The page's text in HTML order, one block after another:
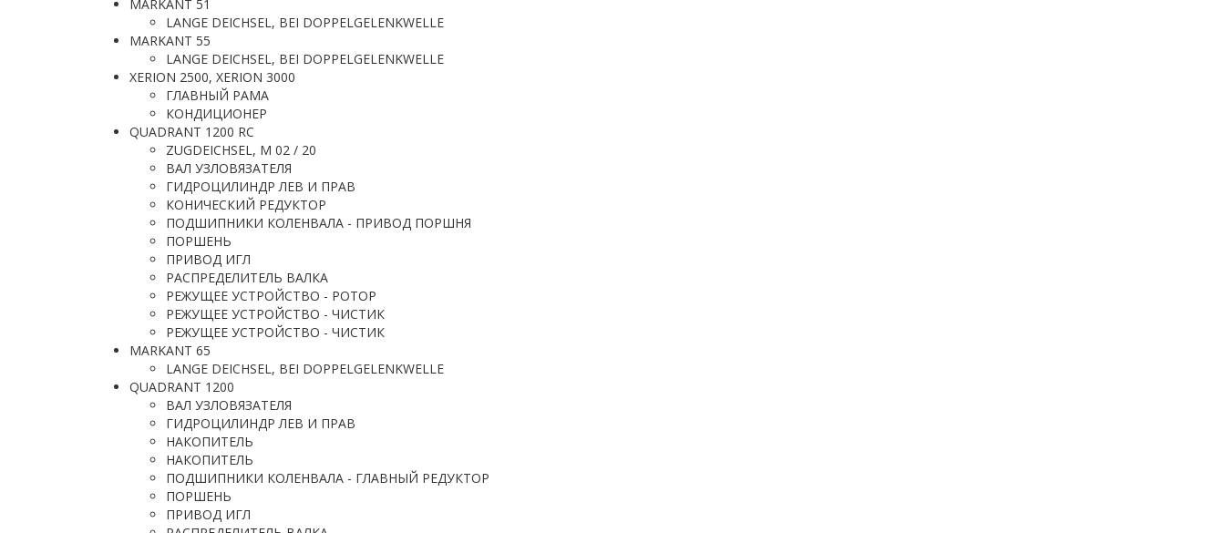
MARKANT 51
LANGE DEICHSEL, BEI DOPPELGELENKWELLE
MARKANT 55
LANGE DEICHSEL, BEI DOPPELGELENKWELLE
XERION 2500, XERION 3000
ГЛАВНЫЙ РАМА
КОНДИЦИОНЕР
QUADRANT 1200 RC
ZUGDEICHSEL, M 02 / 20
ВАЛ УЗЛОВЯЗАТЕЛЯ
ГИДРОЦИЛИНДР ЛЕВ И ПРАВ
КОНИЧЕСКИЙ РЕДУКТОР
ПОДШИПНИКИ КОЛЕНВАЛА - ПРИВОД ПОРШНЯ
ПОРШЕНЬ
ПРИВОД ИГЛ
РАСПРЕДЕЛИТЕЛЬ ВАЛКА
РЕЖУЩЕЕ УСТРОЙСТВО - РОТОР
РЕЖУЩЕЕ УСТРОЙСТВО - ЧИСТИК
РЕЖУЩЕЕ УСТРОЙСТВО - ЧИСТИК
MARKANT 65
LANGE DEICHSEL, BEI DOPPELGELENKWELLE
QUADRANT 1200
ВАЛ УЗЛОВЯЗАТЕЛЯ
ГИДРОЦИЛИНДР ЛЕВ И ПРАВ
НАКОПИТЕЛЬ
НАКОПИТЕЛЬ
ПОДШИПНИКИ КОЛЕНВАЛА - ГЛАВНЫЙ РЕДУКТОР
ПОРШЕНЬ
ПРИВОД ИГЛ